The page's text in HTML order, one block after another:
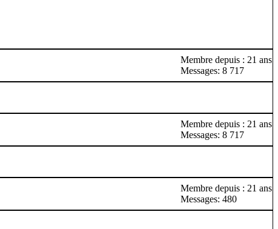
Membre depuis : 21 ans
Messages: 8 717
Membre depuis : 21 ans
Messages: 8 717
Membre depuis : 21 ans
Messages: 480